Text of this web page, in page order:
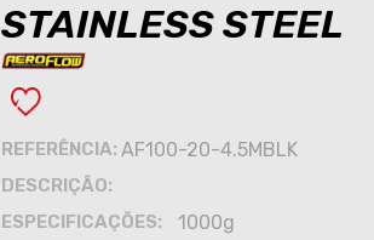
STAINLESS STEEL
REFERÊNCIA: AF100-20-4.5MBLK
DESCRIÇÃO:
ESPECIFICAÇÕES:
1000g